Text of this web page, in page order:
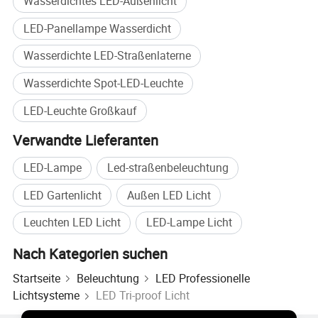
Probe Akzeptieren
Marke Boyuan Lighting oder OEM
Herkunftsland China
Hauptfunktionen Und Vorteile
LED-Panellampe Wasserdicht
Wasserdichte LED-Straßenlaterne
Wasserdichte Spot-LED-Leuchte
LED-Leuchte Großkauf
Verwandte Lieferanten
LED-Lampe
Led-straßenbeleuchtung
LED Gartenlicht
Außen LED Licht
Leuchten LED Licht
LED-Lampe Licht
Nach Kategorien suchen
Startseite Beleuchtung
LED Professionelle
Lichtsysteme
LED Tri-proof Licht